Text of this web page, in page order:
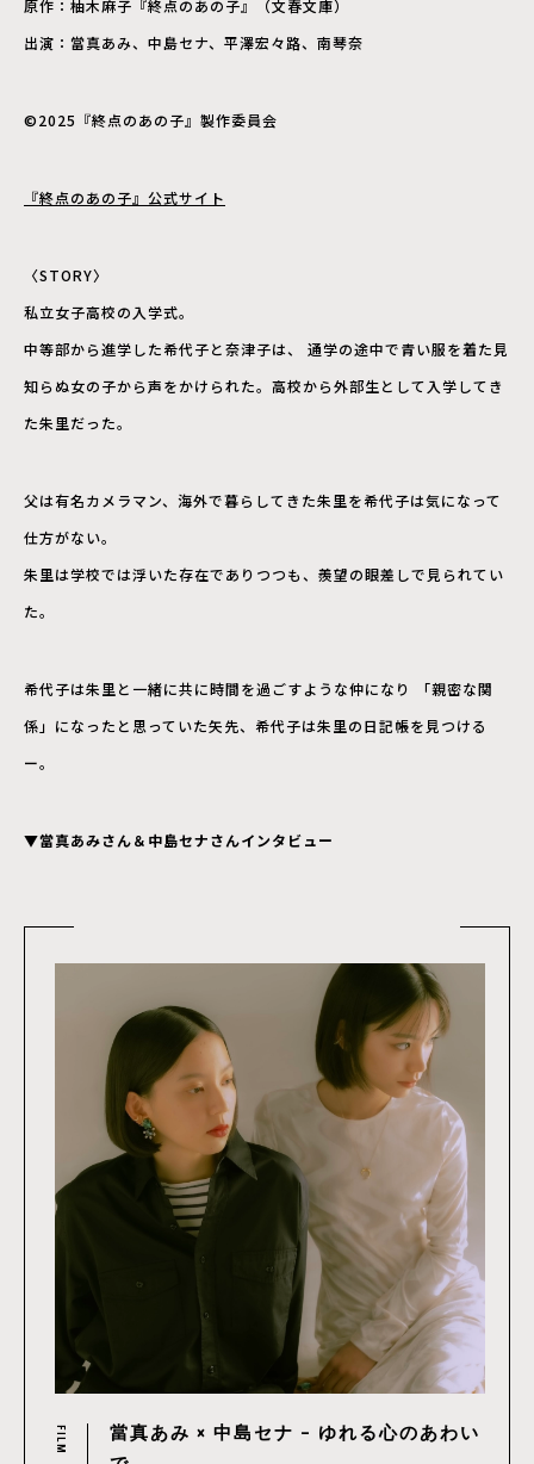
原作：柚木麻子『終点のあの子』（文春文庫）
出演：當真あみ、中島セナ、平澤宏々路、南琴奈
©2025『終点のあの子』製作委員会
『終点のあの子』公式サイト
〈STORY〉
私立女子高校の入学式。
中等部から進学した希代子と奈津子は、 通学の途中で青い服を着た見
知らぬ女の子から声をかけられた。高校から外部生として入学してき
た朱里だった。
父は有名カメラマン、海外で暮らしてきた朱里を希代子は気になって
仕方がない。
朱里は学校では浮いた存在でありつつも、羨望の眼差しで見られてい
た。
希代子は朱里と一緒に共に時間を過ごすような仲になり 「親密な関
係」になったと思っていた矢先、希代子は朱里の日記帳を見つける
ー。
▼當真あみさん＆中島セナさんインタビュー
FILM
當真あみ × 中島セナ – ゆれる心のあわい